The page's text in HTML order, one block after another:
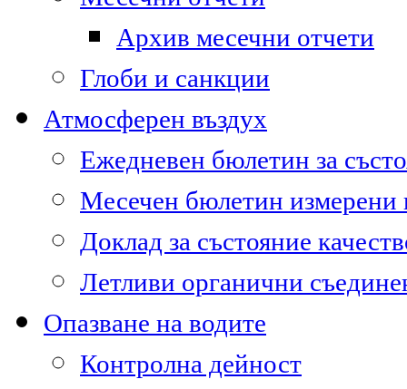
Архив месечни отчети
Глоби и санкции
Атмосферен въздух
Ежедневен бюлетин за
Месечен бюлетин
Доклад за състояние
Летливи органични
Опазване на водите
Контролна дейност